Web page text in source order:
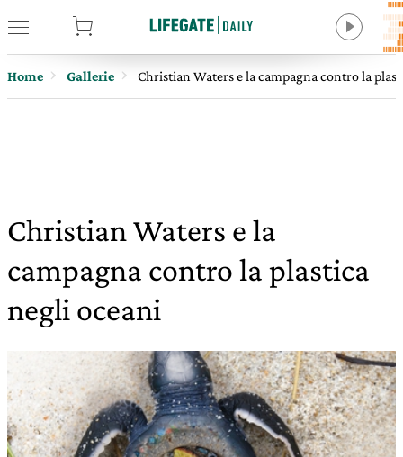
Home Gallerie Christian Waters e la campagna contro la
Christian Waters e la
campagna contro la plastica
negli oceani